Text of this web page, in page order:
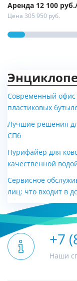
Аренда 12 100
Цена 305 950 руб.
Стеклянная
воды с керамической
Цена 130 руб.
Современный офис
пластиковых
Лучшие решения
СПб
Пурифайер для
качественной
Сервисное
лиц: что входит в
+7
Наши